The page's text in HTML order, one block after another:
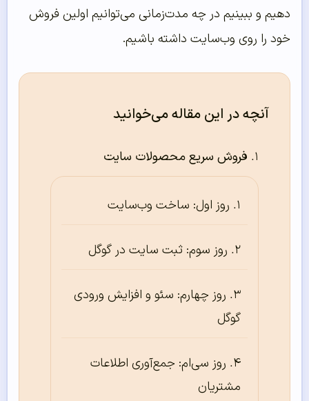
دهیم و ببینیم در چه مدت‌زمانی می‌توانیم اولین فروش
خود را روی وب‌سایت داشته باشیم.
آنچه در این مقاله می‌خوانید
فروش سریع محصولات سایت
روز اول: ساخت وب‌سایت
روز سوم: ثبت سایت در گوگل
روز چهارم: سئو و افزایش ورودی
گوگل
روز سی‌ام: جمع‌آوری اطلاعات
مشتریان